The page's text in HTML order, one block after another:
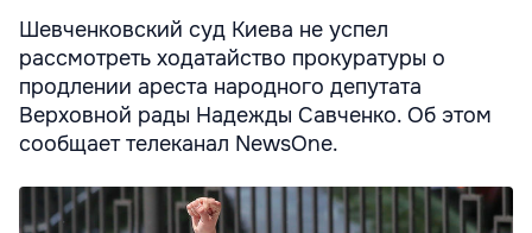
Шевченковский суд Киева не успел
рассмотреть ходатайство прокуратуры о
продлении ареста народного депутата
Верховной рады Надежды Савченко. Об этом
сообщает телеканал NewsOne.